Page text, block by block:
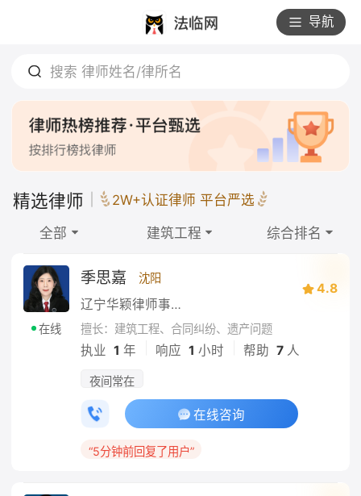
导航
搜索 律师姓名/律所名
精选律师 2W+认证律师 平台严选
全部 建筑工程 综合排名
在线
季思嘉 沈阳
辽宁华颖律师事务所
4.8
擅长：建筑工程、合同纠纷、遗产问题
执业 1 年 响应 1 小时 帮助 7人
夜间常在
在线咨询
“5分钟前回复了用户”